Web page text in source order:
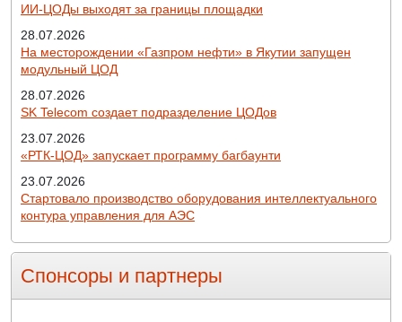
ИИ-ЦОДы выходят за границы площадки
28.07.2026
На месторождении «Газпром нефти» в Якутии запущен
модульный ЦОД
28.07.2026
SK Telecom создает подразделение ЦОДов
23.07.2026
«РТК-ЦОД» запускает программу багбаунти
23.07.2026
Стартовало производство оборудования интеллектуального
контура управления для АЭС
Спонсоры и партнеры